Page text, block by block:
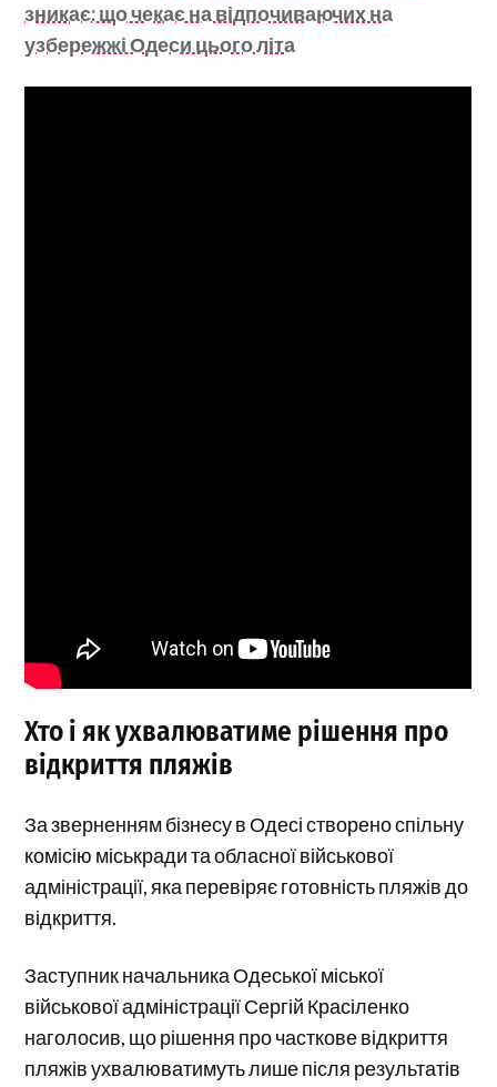
зникає: що чекає на відпочиваючих на
узбережжі Одеси цього літа
Хто і як ухвалюватиме рішення про
відкриття пляжів
За зверненням бізнесу в Одесі створено спільну
комісію міськради та обласної військової
адміністрації, яка перевіряє готовність пляжів до
відкриття.
Заступник начальника Одеської міської
військової адміністрації Сергій Красіленко
наголосив, що рішення про часткове відкриття
пляжів ухвалюватимуть лише після результатів